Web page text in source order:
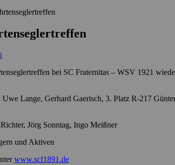
bei SC Fraternitas – WSV 1921
Lange, Gerhard Gaerisch, 3. Platz R-217
Jörg Sonntag, Ingo Meißner
und Aktiven
www.scf1891.de